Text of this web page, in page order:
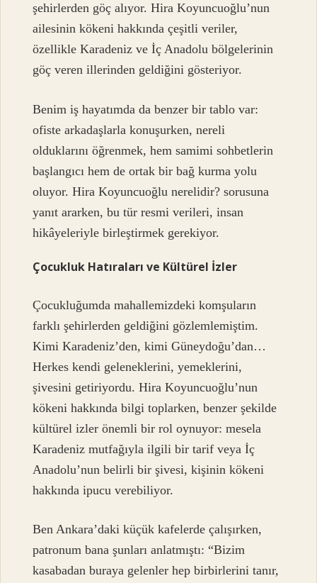
şehirlerden göç alıyor. Hira Koyuncuoğlu’nun
ailesinin kökeni hakkında çeşitli veriler,
özellikle Karadeniz ve İç Anadolu bölgelerinin
göç veren illerinden geldiğini gösteriyor.
Benim iş hayatımda da benzer bir tablo var:
ofiste arkadaşlarla konuşurken, nereli
olduklarını öğrenmek, hem samimi sohbetlerin
başlangıcı hem de ortak bir bağ kurma yolu
oluyor. Hira Koyuncuoğlu nerelidir? sorusuna
yanıt ararken, bu tür resmi verileri, insan
hikâyeleriyle birleştirmek gerekiyor.
Çocukluk Hatıraları ve Kültürel İzler
Çocukluğumda mahallemizdeki komşuların
farklı şehirlerden geldiğini gözlemlemiştim.
Kimi Karadeniz’den, kimi Güneydoğu’dan…
Herkes kendi geleneklerini, yemeklerini,
şivesini getiriyordu. Hira Koyuncuoğlu’nun
kökeni hakkında bilgi toplarken, benzer şekilde
kültürel izler önemli bir rol oynuyor: mesela
Karadeniz mutfağıyla ilgili bir tarif veya İç
Anadolu’nun belirli bir şivesi, kişinin kökeni
hakkında ipucu verebiliyor.
Ben Ankara’daki küçük kafelerde çalışırken,
patronum bana şunları anlatmıştı: “Bizim
kasabadan buraya gelenler hep birbirlerini tanır,